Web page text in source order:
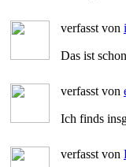
verfasst von
Das ist
verfasst von
Ich finds
verfasst von